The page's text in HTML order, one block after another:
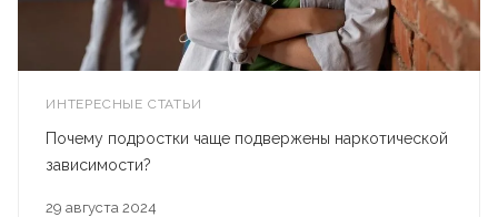
ИНТЕРЕСНЫЕ СТАТЬИ
29 августа 2024
Почему подростки чаще подвержены наркотической
зависимости?